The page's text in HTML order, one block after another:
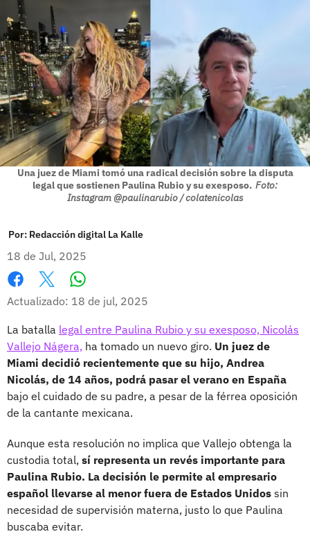
Una juez de Miami tomó una radical decisión sobre la disputa
legal que sostienen Paulina Rubio y su exesposo. Foto:
Instagram @paulinarubio / colatenicolas
Por: Redacción digital La Kalle
18 de Jul, 2025
Facebook
X
Actualizado: 18 de jul, 2025
La batalla legal entre Paulina Rubio y su exesposo, Nicolás
Vallejo Nágera, ha tomado un nuevo giro. Un juez de
Miami decidió recientemente que su hijo, Andrea
Nicolás, de 14 años, podrá pasar el verano en España
bajo el cuidado de su padre, a pesar de la férrea oposición
de la cantante mexicana.
Aunque esta resolución no implica que Vallejo obtenga la
custodia total, sí representa un revés importante para
Paulina Rubio. La decisión le permite al empresario
español llevarse al menor fuera de Estados Unidos sin
necesidad de supervisión materna, justo lo que Paulina
buscaba evitar.